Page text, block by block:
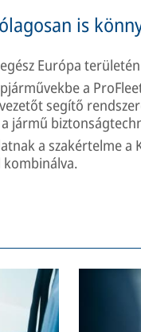
is
Európa
a
segítő
jármű
a szakértelme a
kombinálva.